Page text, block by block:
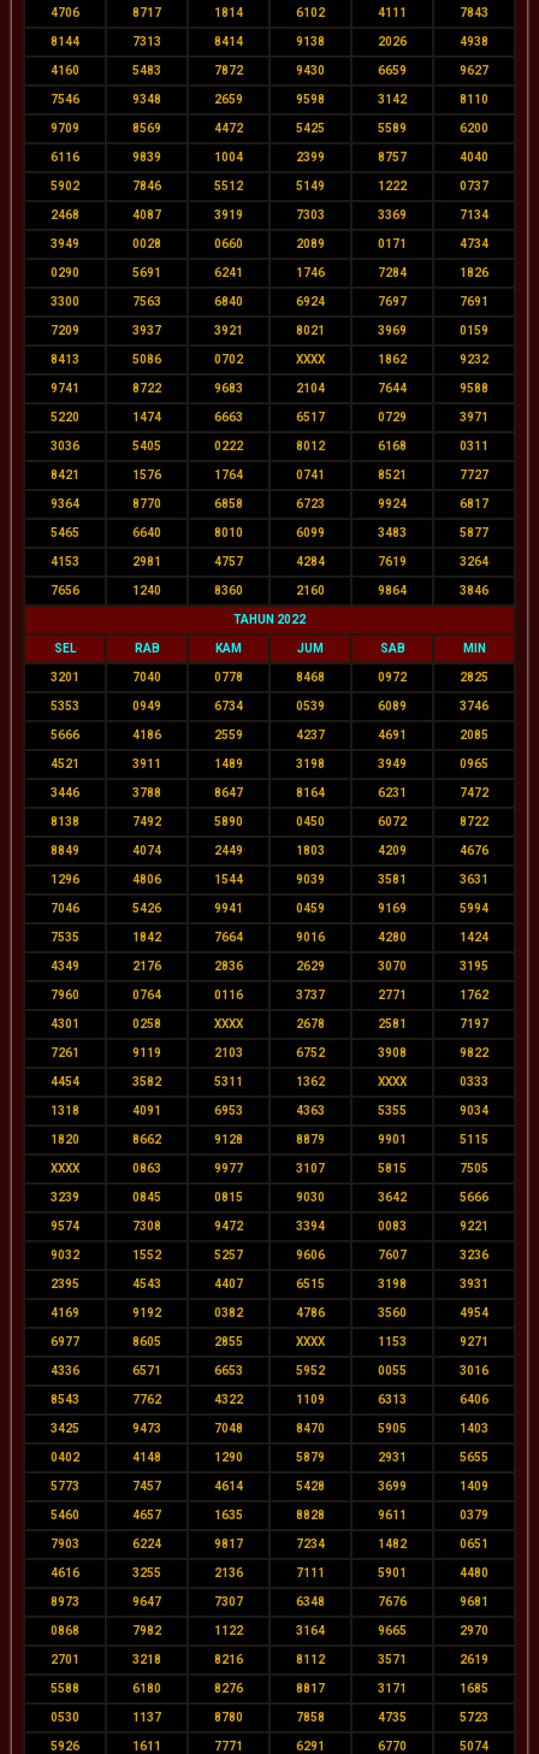
4706 8717 1814 6102 4111 7843
8144 7313 8414 9138 2026 4938
4160 5483 7872 9430 6659 9627
7546 9348 2659 9598 3142 8110
9709 8569 4472 5425 5589 6200
6116 9839 1004 2399 8757 4040
5902 7846 5512 5149 1222 0737
2468 4087 3919 7303 3369 7134
3949 0028 0660 2089 0171 4734
0290 5691 6241 1746 7284 1826
3300 7563 6840 6924 7697 7691
7209 3937 3921 8021 3969 0159
8413 5086 0702 XXXX 1862 9232
9741 8722 9683 2104 7644 9588
5220 1474 6663 6517 0729 3971
3036 5405 0222 8012 6168 0311
8421 1576 1764 0741 8521 7727
9364 8770 6858 6723 9924 6817
5465 6640 8010 6099 3483 5877
4153 2981 4757 4284 7619 3264
7656 1240 8360 2160 9864 3846
TAHUN 2022
SEL RAB KAM JUM SAB MIN
3201 7040 0778 8468 0972 2825
5353 0949 6734 0539 6089 3746
5666 4186 2559 4237 4691 2085
4521 3911 1489 3198 3949 0965
3446 3788 8647 8164 6231 7472
8138 7492 5890 0450 6072 8722
8849 4074 2449 1803 4209 4676
1296 4806 1544 9039 3581 3631
7046 5426 9941 0459 9169 5994
7535 1842 7664 9016 4280 1424
4349 2176 2836 2629 3070 3195
7960 0764 0116 3737 2771 1762
4301 0258 XXXX 2678 2581 7197
7261 9119 2103 6752 3908 9822
4454 3582 5311 1362 XXXX 0333
1318 4091 6953 4363 5355 9034
1820 8662 9128 8879 9901 5115
XXXX 0863 9977 3107 5815 7505
3239 0845 0815 9030 3642 5666
9574 7308 9472 3394 0083 9221
9032 1552 5257 9606 7607 3236
2395 4543 4407 6515 3198 3931
4169 9192 0382 4786 3560 4954
6977 8605 2855 XXXX 1153 9271
4336 6571 6653 5952 0055 3016
8543 7762 4322 1109 6313 6406
3425 9473 7048 8470 5905 1403
0402 4148 1290 5879 2931 5655
5773 7457 4614 5428 3699 1409
5460 4657 1635 8828 9611 0379
7903 6224 9817 7234 1482 0651
4616 3255 2136 7111 5901 4480
8973 9647 7307 6348 7676 9681
0868 7982 1122 3164 9665 2970
2701 3218 8216 8112 3571 2619
5588 6180 8276 8817 3171 1685
0530 1137 8780 7858 4735 5723
5926 1611 7771 6291 6770 5074